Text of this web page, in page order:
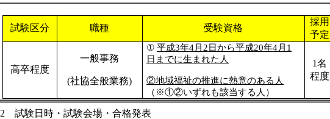
試験区分 職種 受験資格
採用
予定
高卒程度
一般事務
(社協全般業務)
① 平成3年4月 2 日から平成20年4月 1
日までに生まれた人
②地域福祉の推進に熱意のある人
（※①②いずれも該当する人）
1名
程度
2 試験日時・試験会場・合格発表